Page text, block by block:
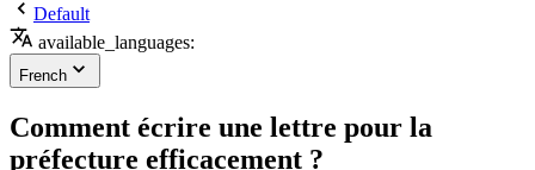
Default
available_languages:
French
Comment écrire une lettre pour la
préfecture efficacement ?